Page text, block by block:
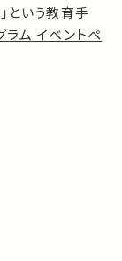
という教育手
ム イベントペ